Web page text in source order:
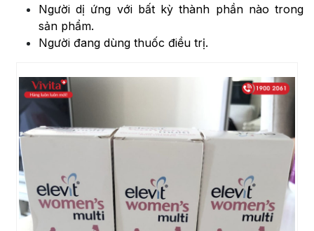
Người dị ứng với bất kỳ thành phần nào trong
sản phẩm.
Người đang dùng thuốc điều trị.